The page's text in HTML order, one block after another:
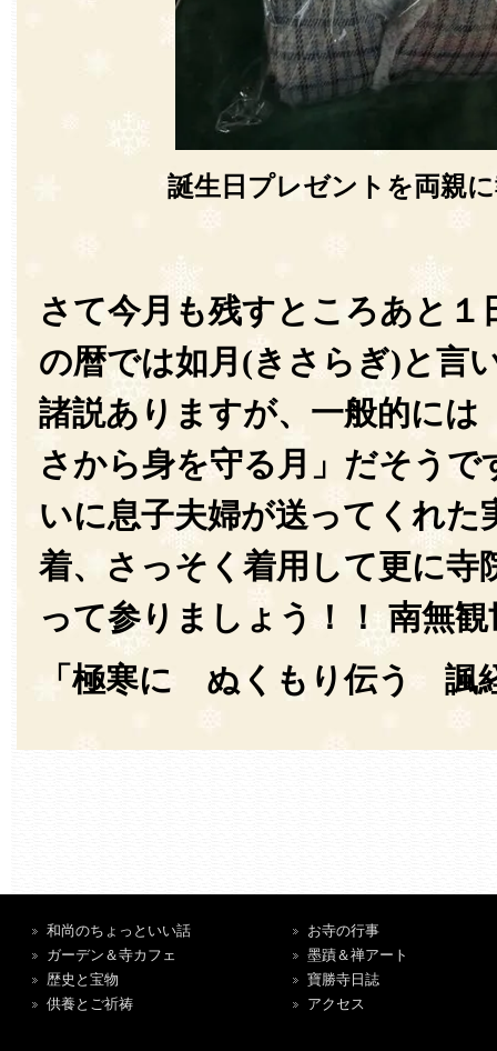
誕生日プレゼントを両親
さて今月も残すところあと１
の暦では如月(きさらぎ)と言
諸説ありますが、一般的には
さから身を守る月」だそうで
いに息子夫婦が送ってくれた
着、さっそく着用して更に寺
って参りましょう！！ 南無観
「極寒に ぬくもり伝う 諷
和尚のちょっといい話
ガーデン＆寺カフェ
歴史と宝物
供養とご祈祷
お寺の行事
墨蹟＆禅アート
寶勝寺日誌
アクセス